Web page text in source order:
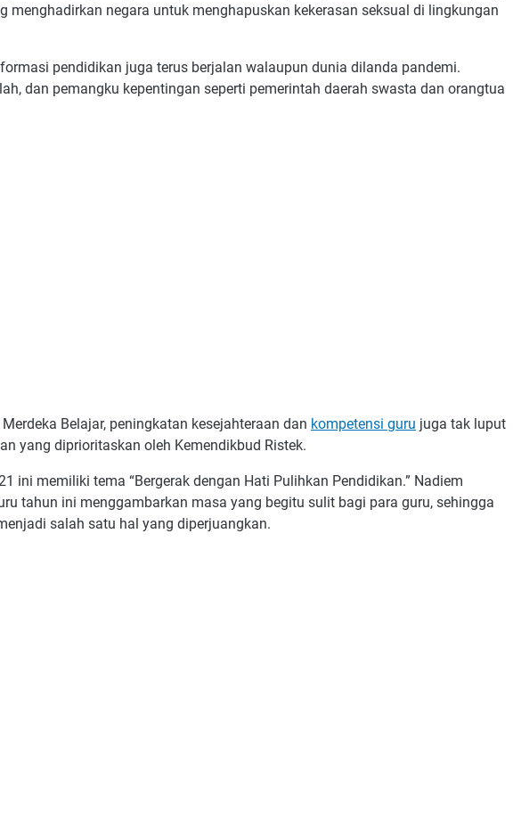
menghadirkan negara untuk menghapuskan kekerasan seksual di lingkungan
pendidikan juga terus berjalan walaupun dunia dilanda pandemi.
dan pemangku kepentingan seperti pemerintah daerah swasta dan orangtua
Belajar, peningkatan kesejahteraan dan kompetensi guru juga tak luput
yang diprioritaskan oleh Kemendikbud Ristek.
ini memiliki tema “Bergerak dengan Hati Pulihkan Pendidikan.” Nadiem
tahun ini menggambarkan masa yang begitu sulit bagi para guru, sehingga
salah satu hal yang diperjuangkan.